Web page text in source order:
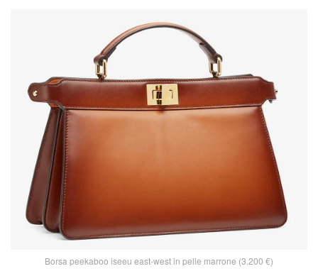
Borsa peekaboo iseeu east-west in pelle marrone (3.200 €)